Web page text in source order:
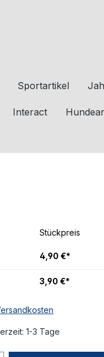
Sportartikel
Interact
Stückpreis
4,90 €*
3,90 €*
1-3 Tage